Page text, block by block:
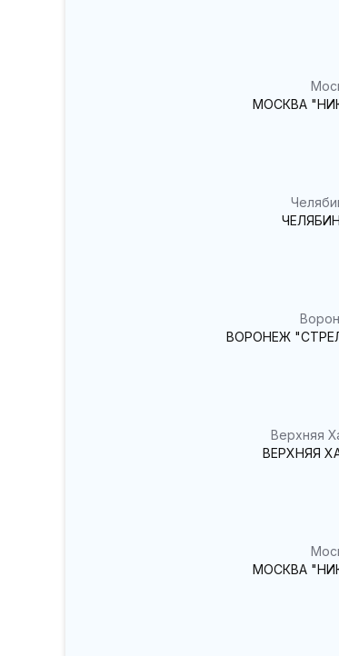
МОСКВА
ВОРОНЕЖ
Верхняя
ВЕРХНЯЯ
МОСКВА